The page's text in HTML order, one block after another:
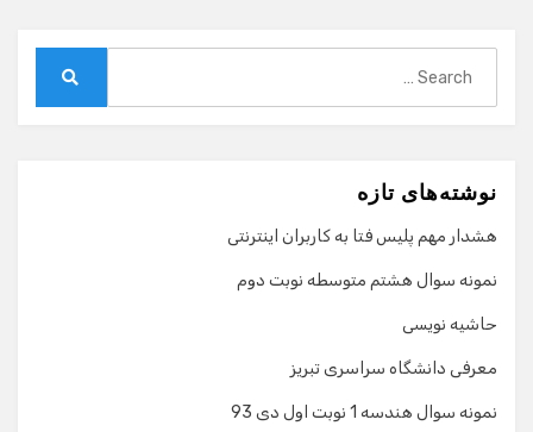
نوشته‌های تازه
هشدار مهم پلیس فتا به کاربران اینترنتی
نمونه سوال هشتم متوسطه نوبت دوم
حاشیه نویسی
معرفی دانشگاه سراسری تبریز
نمونه سوال هندسه 1 نوبت اول دی 93
گفت‌وگو با دستیار هوشمند